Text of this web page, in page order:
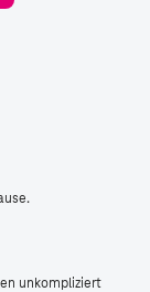
unkompliziert